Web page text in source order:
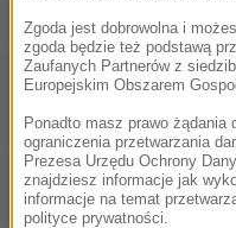
W półfinale Polka
numerem 16.
czwarta konfrontacja,
wygrała Radwańska.
Johanna Konta (nr
(8.).
Zgoda jest dobrowolna i
zgoda będzie też podstawą
Zaufanych Partnerów z
Europejskim Obszarem
Ponadto masz prawo żądania
ograniczenia przetwarzania
Prezesa Urzędu Ochrony
znajdziesz informacje jak
informacje na temat
polityce prywatności.